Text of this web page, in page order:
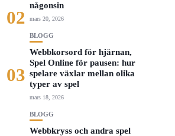
02
någonsin
mars 20, 2026
03
BLOGG
Webbkorsord för hjärnan,
Spel Online för pausen: hur
spelare växlar mellan olika
typer av spel
mars 18, 2026
BLOGG
Webbkryss och andra spel